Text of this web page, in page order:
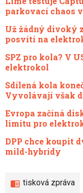
tisková zpráva
parkovací chaos
Už žádný divoký
posvítí na
SPZ pro kola? V
elektrokol
Sdílená kola
Vyvolávají však
Evropa začíná
limitu pro
DPP chce koupit
mild-hybridy